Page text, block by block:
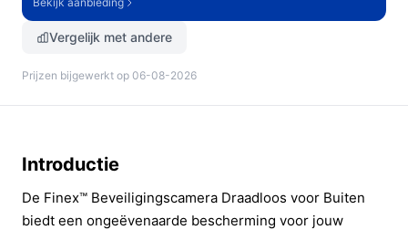
Vergelijk met andere
Prijzen bijgewerkt op 06-08-2026
Introductie
De Finex™ Beveiligingscamera Draadloos voor Buiten
biedt een ongeëvenaarde bescherming voor jouw